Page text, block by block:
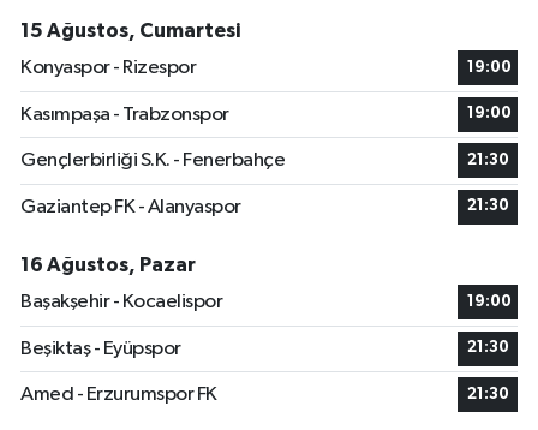
15 Ağustos, Cumartesi
Konyaspor - Rizespor
19:00
Kasımpaşa - Trabzonspor 19:00
Gençlerbirliği S.K. - Fenerbahçe 21:30
Gaziantep FK - Alanyaspor 21:30
16 Ağustos, Pazar
Başakşehir - Kocaelispor
19:00
Beşiktaş - Eyüpspor 21:30
Amed - Erzurumspor FK 21:30